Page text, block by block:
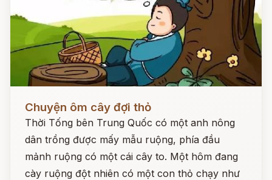
Chuyện ôm cây đợi thỏ
Thời Tống bên Trung Quốc có một anh nông
dân trồng được mấy mẫu ruộng, phía đầu
mảnh ruộng có một cái cây to. Một hôm đang
cày ruộng đột nhiên có một con thỏ chạy như